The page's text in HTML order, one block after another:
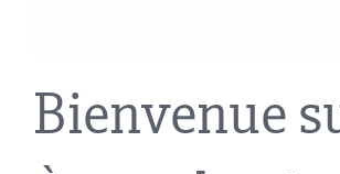
Bienvenue